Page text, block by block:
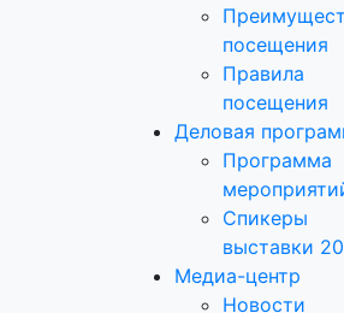
посещения
Правила
посещения
Деловая
Программа
Спикеры
выставки
Медиа-центр
Новости